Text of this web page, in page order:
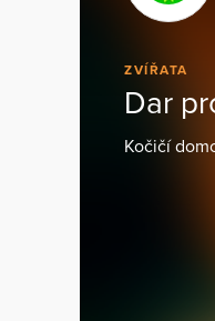
ZVÍŘATA
Dar
Kočičí